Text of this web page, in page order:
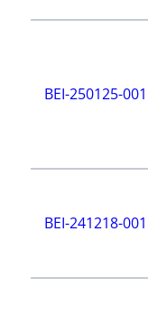
BEI-250125-001
BEI-241218-001